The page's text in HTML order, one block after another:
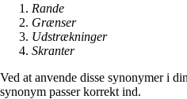
Rande
Grænser
Udstrækninger
Skranter
Ved at anvende disse synonymer i
synonym passer korrekt ind.